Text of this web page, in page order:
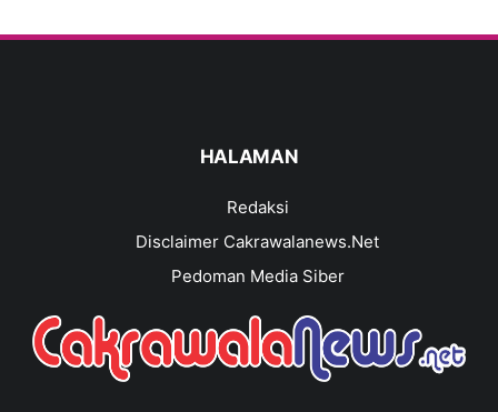
HALAMAN
Redaksi
Disclaimer Cakrawalanews.Net
Pedoman Media Siber